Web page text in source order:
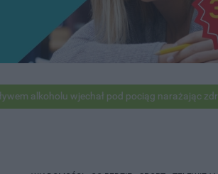
wjechał pod pociąg narażając zdrowie i życie